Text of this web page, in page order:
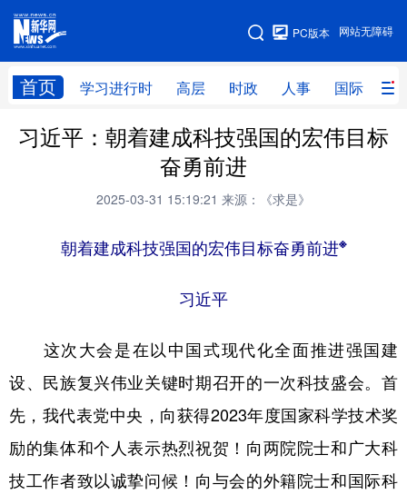
网站无障碍
PC版本
首页 学习进行时 高层 时政 人事 国际 财
网站地图
学习进行时 高层 时政 人事
财经 网评
科技 科创 量子 体育
学术中国 乡村振兴 银龄 溯源中国
城市 旅游 能源 会展
习近平：朝着建成科技强国的宏伟目标
奋勇前进
2025-03-31 15:19:21 来源：《求是》
朝着建成科技强国的宏伟目标奋勇前进※
习近平
这次大会是在以中国式现代化全面推进强国建
设、民族复兴伟业关键时期召开的一次科技盛会。首
先，我代表党中央，向获得2023年度国家科学技术奖
励的集体和个人表示热烈祝贺！向两院院士和广大科
技工作者致以诚挚问候！向与会的外籍院士和国际科